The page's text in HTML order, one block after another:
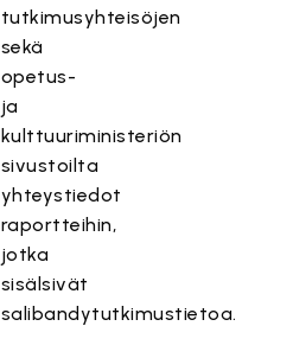
tutkimusyhteisöjen
sekä
opetus-
ja
kulttuuriministeriön
sivustoilta
yhteystiedot
raportteihin,
jotka
sisälsivät
salibandytutkimustietoa.